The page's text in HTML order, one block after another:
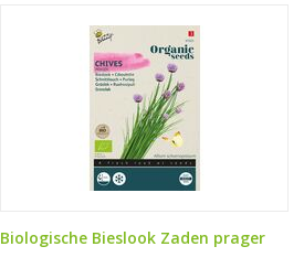
Biologische Bieslook Zaden prager